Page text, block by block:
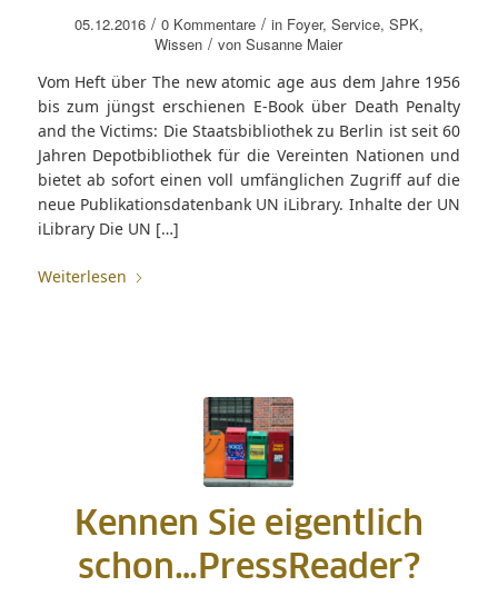
05.12.2016 / 0 Kommentare / in Foyer, Service, SPK,
Wissen / vonSusanne Maier
Vom Heft über The new atomic age aus dem Jahre 1956
bis zum jüngst erschienen E-Book über Death Penalty
and the Victims: Die Staatsbibliothek zu Berlin ist seit 60
Jahren Depotbibliothek für die Vereinten Nationen und
bietet ab sofort einen voll umfänglichen Zugriff auf die
neue Publikationsdatenbank UN iLibrary. Inhalte der UN
iLibrary Die UN […]
Weiterlesen
Kennen Sie eigentlich
schon…PressReader?